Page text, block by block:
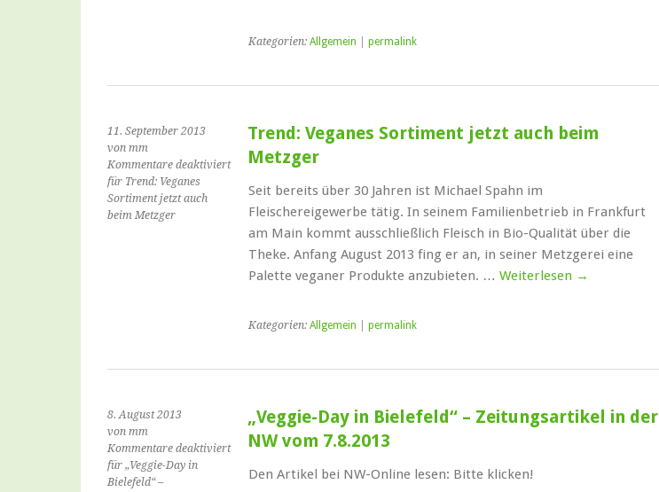
Kategorien: Allgemein permalink
11. September 2013
von mm
Kommentare deaktiviert
für Trend: Veganes
Sortiment jetzt auch
beim Metzger
Trend: Veganes Sortiment jetzt auch beim
Metzger
Seit bereits über 30 Jahren ist Michael Spahn im
Fleischereigewerbe tätig. In seinem Familienbetrieb in Frankfurt
am Main kommt ausschließlich Fleisch in Bio-Qualität über die
Theke. Anfang August 2013 fing er an, in seiner Metzgerei eine
Palette veganer Produkte anzubieten. … Weiterlesen →
Kategorien: Allgemein permalink
8. August 2013
von mm
Kommentare deaktiviert
für „Veggie-Day in
Bielefeld“ –
„Veggie-Day in Bielefeld“ – Zeitungsartikel in der
NW vom 7.8.2013
Den Artikel bei NW-Online lesen: Bitte klicken!